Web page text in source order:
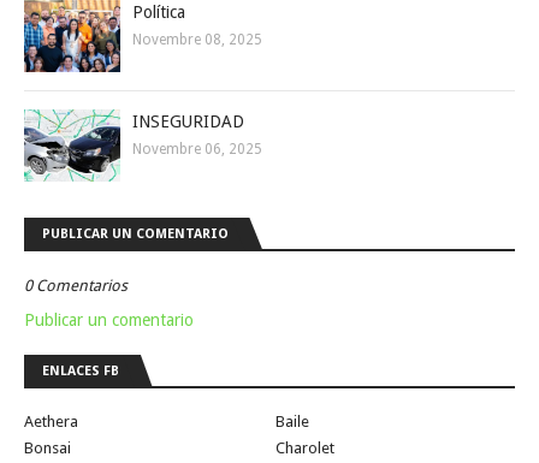
Política
Novembre 08, 2025
INSEGURIDAD
Novembre 06, 2025
PUBLICAR UN COMENTARIO
0 Comentarios
Publicar un comentario
ENLACES FB
Aethera
Baile
Bonsai
Charolet